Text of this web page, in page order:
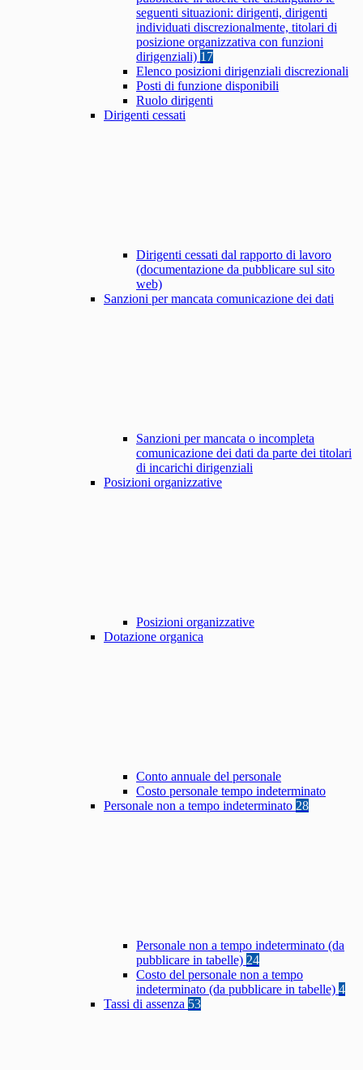
seguenti situazioni: dirigenti, dirigenti
individuati discrezionalmente, titolari di
posizione organizzativa con funzioni
dirigenziali) 17
Elenco posizioni dirigenziali discrezionali
Posti di funzione disponibili
Ruolo dirigenti
Dirigenti cessati
Dirigenti cessati dal rapporto di lavoro
(documentazione da pubblicare sul sito
web)
Sanzioni per mancata comunicazione dei dati
Sanzioni per mancata o incompleta
comunicazione dei dati da parte dei titolari
di incarichi dirigenziali
Posizioni organizzative
Posizioni organizzative
Dotazione organica
Conto annuale del personale
Costo personale tempo indeterminato
Personale non a tempo indeterminato 28
Personale non a tempo indeterminato (da
pubblicare in tabelle) 24
Costo del personale non a tempo
indeterminato (da pubblicare in tabelle) 4
Tassi di assenza 53